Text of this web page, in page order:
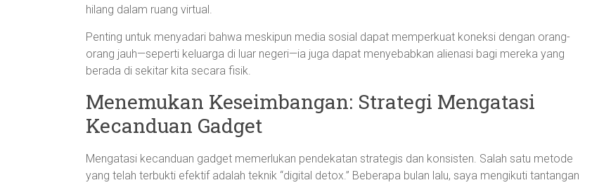
hilang dalam ruang virtual.
Penting untuk menyadari bahwa meskipun media sosial dapat memperkuat koneksi dengan orang-
orang jauh—seperti keluarga di luar negeri—ia juga dapat menyebabkan alienasi bagi mereka yang
berada di sekitar kita secara fisik.
Menemukan Keseimbangan: Strategi Mengatasi
Kecanduan Gadget
Mengatasi kecanduan gadget memerlukan pendekatan strategis dan konsisten. Salah satu metode
yang telah terbukti efektif adalah teknik “digital detox.” Beberapa bulan lalu, saya mengikuti tantangan